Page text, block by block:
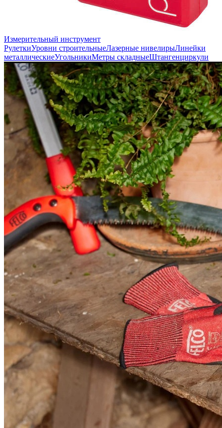
Измерительный инструмент
РулеткиУровни строительныеЛазерные нивелирыЛинейки
металлическиеУгольникиМетры складныеШтангенциркули